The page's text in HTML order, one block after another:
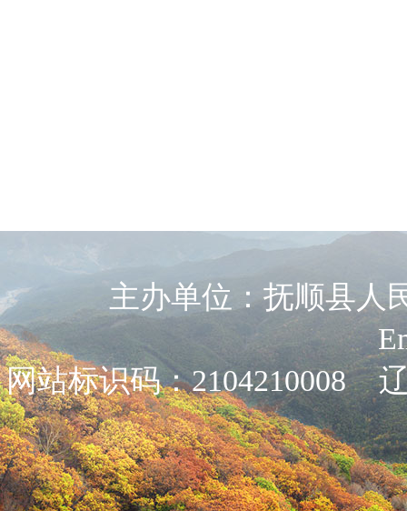
主办单位：抚顺县
网站标识码：2104210008